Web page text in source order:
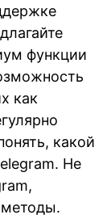
функции
как
какой
Не
методы.